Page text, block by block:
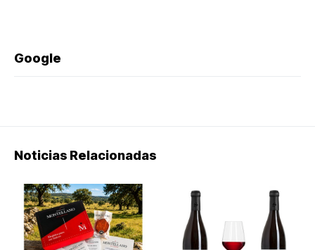
Google
Noticias Relacionadas